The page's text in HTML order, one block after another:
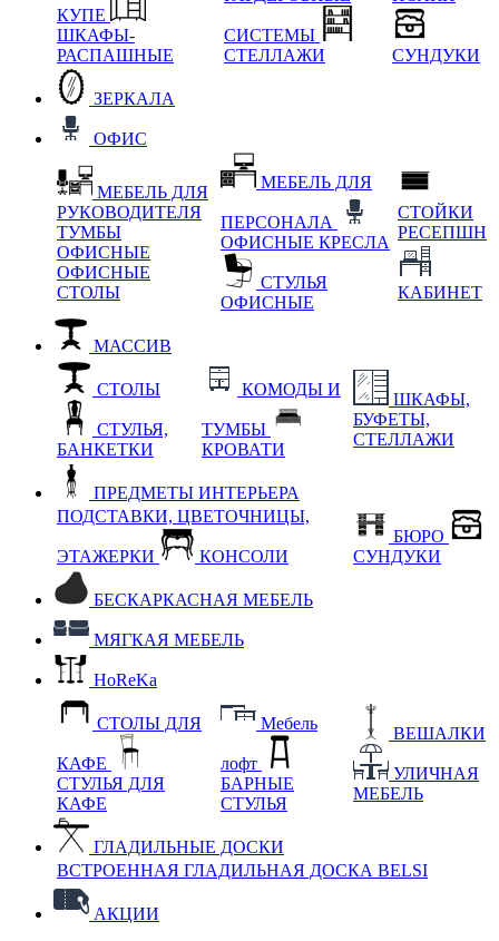
КУПЕ
ШКАФЫ-
РАСПАШНЫЕ
СИСТЕМЫ
СТЕЛЛАЖИ
СУНДУКИ
ЗЕРКАЛА
ОФИС
МЕБЕЛЬ ДЛЯ
РУКОВОДИТЕЛЯ
ТУМБЫ
ОФИСНЫЕ
ОФИСНЫЕ
СТОЛЫ
МЕБЕЛЬ ДЛЯ
ПЕРСОНАЛА
ОФИСНЫЕ КРЕСЛА
СТУЛЬЯ
ОФИСНЫЕ
СТОЙКИ
РЕСЕПШН
КАБИНЕТ
МАССИВ
СТОЛЫ
СТУЛЬЯ,
БАНКЕТКИ
КОМОДЫ И
ТУМБЫ
КРОВАТИ
ШКАФЫ,
БУФЕТЫ,
СТЕЛЛАЖИ
ПРЕДМЕТЫ ИНТЕРЬЕРА
ПОДСТАВКИ, ЦВЕТОЧНИЦЫ,
ЭТАЖЕРКИ КОНСОЛИ
БЮРО
СУНДУКИ
БЕСКАРКАСНАЯ МЕБЕЛЬ
МЯГКАЯ МЕБЕЛЬ
HoReKa
СТОЛЫ ДЛЯ
КАФЕ
СТУЛЬЯ ДЛЯ
КАФЕ
Мебель
лофт
БАРНЫЕ
СТУЛЬЯ
ВЕШАЛКИ
УЛИЧНАЯ
МЕБЕЛЬ
ГЛАДИЛЬНЫЕ ДОСКИ
ВСТРОЕННАЯ ГЛАДИЛЬНАЯ ДОСКА BELSI
АКЦИИ